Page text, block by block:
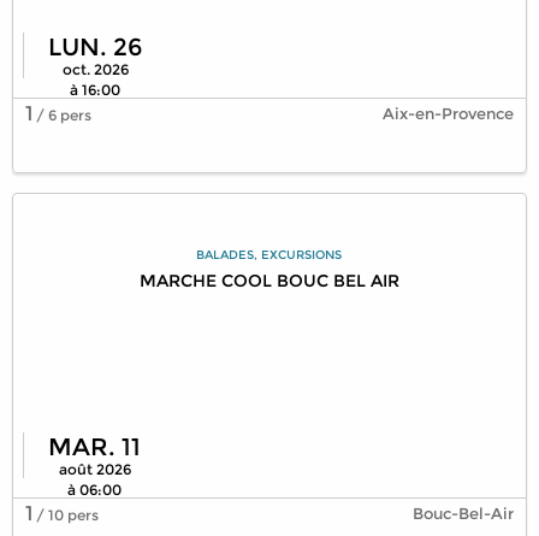
LUN. 26
oct. 2026
à 16:00
1 / 6 pers Aix-en-Provence
BALADES, EXCURSIONS
MARCHE COOL BOUC BEL AIR
MAR. 11
août 2026
à 06:00
1 / 10 pers Bouc-Bel-Air